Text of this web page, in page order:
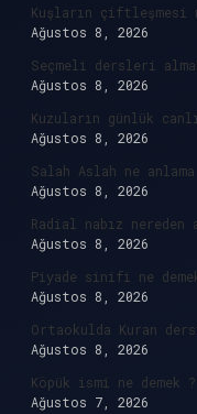
Kuşların çiftleşmesi
Ağustos 8, 2026
Seçmeli dersleri
Ağustos 8, 2026
Kuzuların günlük
Ağustos 8, 2026
Salah Aslah ne
Ağustos 8, 2026
Radial nabız nereden
Ağustos 8, 2026
Piyade sinifi ne
Ağustos 8, 2026
Ortaokulda Kuran
Ağustos 8, 2026
Köpük ismi ne demek ?
Ağustos 7, 2026